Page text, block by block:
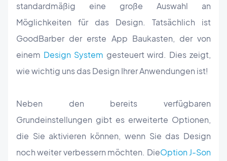
standardmäßig eine große Auswahl an
Möglichkeiten für das Design. Tatsächlich ist
GoodBarber der erste App Baukasten, der von
einem Design System gesteuert wird. Dies zeigt,
wie wichtig uns das Design Ihrer Anwendungen ist!
Neben den bereits verfügbaren
Grundeinstellungen gibt es erweiterte Optionen,
die Sie aktivieren können, wenn Sie das Design
noch weiter verbessern möchten. DieOption J-Son